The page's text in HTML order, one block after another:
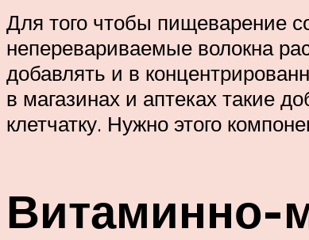
Для того чтобы пищеварение
неперевариваемые волокна
добавлять и в
в магазинах и аптеках такие
клетчатку. Нужно этого
Витаминно-